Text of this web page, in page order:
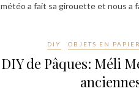
météo a fait sa girouette et nous
DIY OBJETS EN PAPIER
DIY de Pâques: Méli